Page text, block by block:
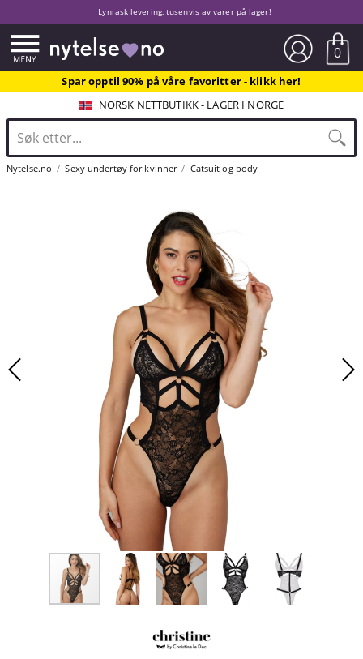
Lynrask levering, tusenvis av varer på lager!
0
Spar opptil 90% på våre favoritter - klikk her!
NORSK NETTBUTIKK - LAGER I NORGE
Nytelse.no Sexy undertøy for kvinner Catsuit og body